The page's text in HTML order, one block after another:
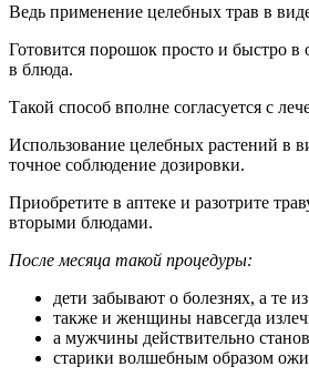
Ведь применение целебных трав в
Готовится порошок просто и быстро в
в блюда.
Такой способ вполне согласуется с
Использование целебных растений в
точное соблюдение дозировки.
Приобретите в аптеке и разотрите
вторыми блюдами.
После месяца такой процедуры:
дети забывают о болезнях, а те
также и женщины навсегда
а мужчины действительно
старики волшебным образом